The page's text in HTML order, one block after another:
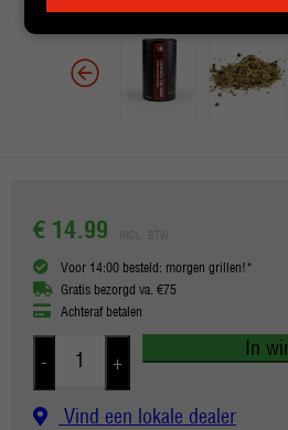
€ 14.99
Voor 14:00 besteld: morgen grillen!*
Gratis bezorgd va. €75
Achteraf betalen
- +
In
Vind een lokale dealer
in